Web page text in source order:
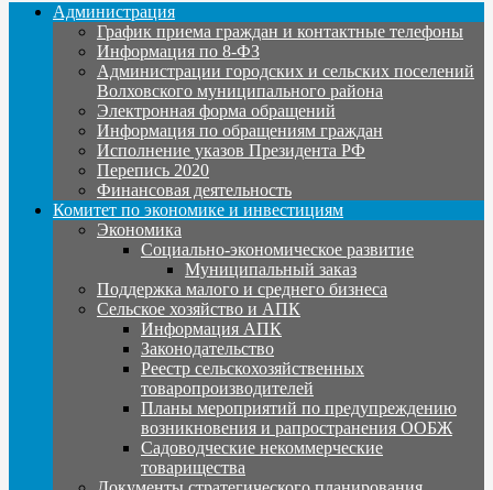
Администрация
График приема граждан и контактные телефоны
Информация по 8-ФЗ
Администрации городских и сельских поселений
Волховского муниципального района
Электронная форма обращений
Информация по обращениям граждан
Исполнение указов Президента РФ
Перепись 2020
Финансовая деятельность
Комитет по экономике и инвестициям
Экономика
Социально-экономическое развитие
Муниципальный заказ
Поддержка малого и среднего бизнеса
Сельское хозяйство и АПК
Информация АПК
Законодательство
Реестр сельскохозяйственных
товаропроизводителей
Планы мероприятий по предупреждению
возникновения и рапространения ООБЖ
Садоводческие некоммерческие
товарищества